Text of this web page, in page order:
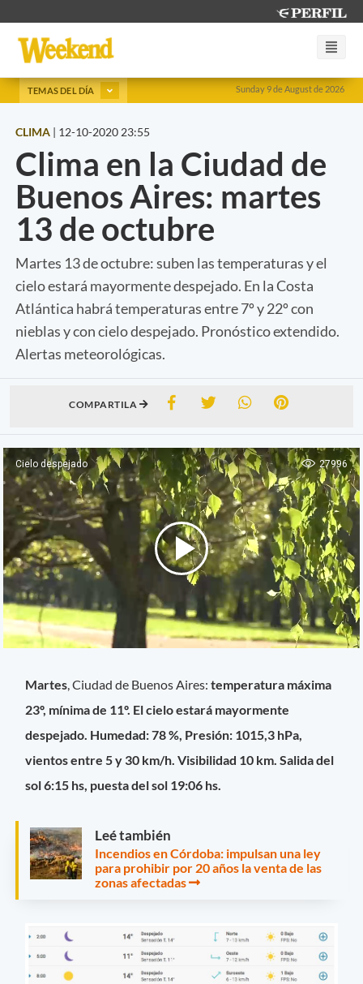
Sunday 9 de August de 2026
TEMAS DEL DÍA
CLIMA | 12-10-2020 23:55
Clima en la Ciudad de
Buenos Aires: martes
13 de octubre
Martes 13 de octubre: suben las temperaturas y el
cielo estará mayormente despejado. En la Costa
Atlántica habrá temperaturas entre 7º y 22º con
nieblas y con cielo despejado. Pronóstico extendido.
Alertas meteorológicas.
COMPARTILA
Martes , Ciudad de Buenos Aires:temperatura máxima
23º, mínima de 11º. El cielo estará mayormente
despejado. Humedad: 78 %, Presión: 1015,3 hPa,
vientos entre 5 y 30 km/h. Visibilidad 10 km. Salida del
sol 6:15 hs, puesta del sol 19:06 hs.
Leé también
Incendios en Córdoba: impulsan una ley
para prohibir por 20 años la venta de las
zonas afectadas